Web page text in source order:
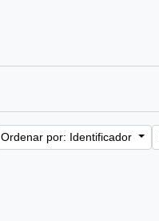
Ordenar por: Identificador